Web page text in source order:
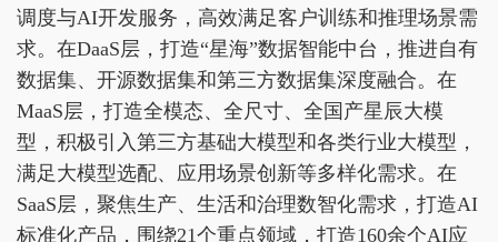
调度与AI开发服务，高效满足客户训练和推理场景需
求。在DaaS层，打造“星海”数据智能中台，推进自有
数据集、开源数据集和第三方数据集深度融合。在
MaaS层，打造全模态、全尺寸、全国产星辰大模
型，积极引入第三方基础大模型和各类行业大模型，
满足大模型选配、应用场景创新等多样化需求。在
SaaS层，聚焦生产、生活和治理数智化需求，打造AI
标准化产品，围绕21个重点领域，打造160余个AI应